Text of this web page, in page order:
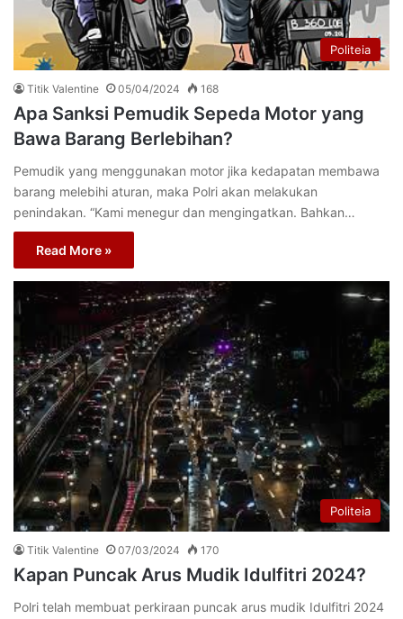
Politeia
Titik Valentine 05/04/2024 168
Apa Sanksi Pemudik Sepeda Motor yang
Bawa Barang Berlebihan?
Pemudik yang menggunakan motor jika kedapatan membawa
barang melebihi aturan, maka Polri akan melakukan
penindakan. “Kami menegur dan mengingatkan. Bahkan…
Read More »
Politeia
Titik Valentine 07/03/2024 170
Kapan Puncak Arus Mudik Idulfitri 2024?
Polri telah membuat perkiraan puncak arus mudik Idulfitri 2024